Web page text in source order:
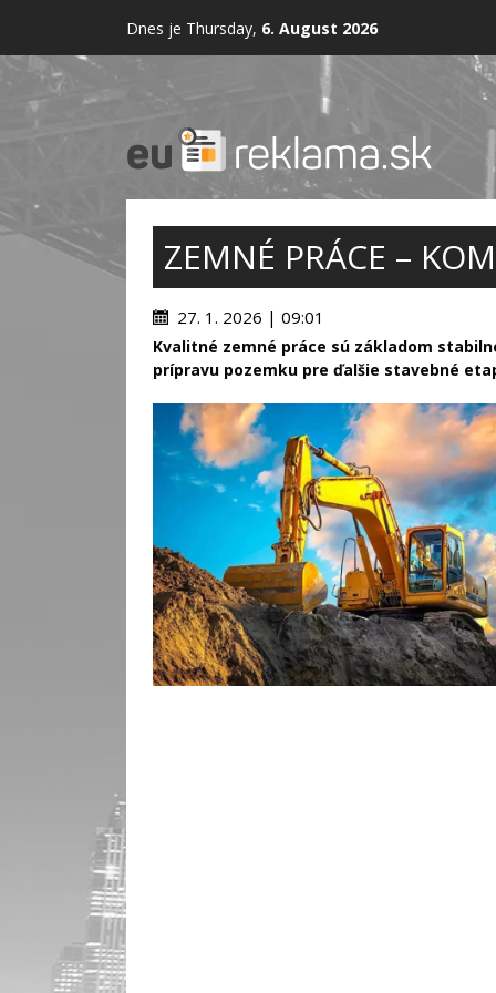
Dnes je Thursday, 6. August 2026
ZEMNÉ PRÁCE –
27. 1. 2026 | 09:01
Kvalitné zemné práce sú základom
prípravu pozemku pre ďalšie stavebné